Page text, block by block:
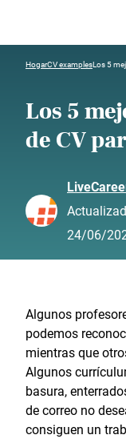
HogarCV examplesLos 5
Los 5
de CV
24/06/
Algunos
podemos
mientras que
Algunos
basura,
de correo no
consiguen un